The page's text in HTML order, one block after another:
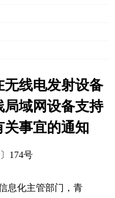
线电发射设备
域网设备支持
事宜的通知
174号
息化主管部门，青